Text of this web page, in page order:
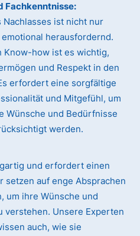
Fachkenntnisse:
ist nicht nur
herausfordernd.
Know-how ist es wichtig,
und Respekt in den
erfordert eine sorgfältige
und Mitgefühl, um
Wünsche und Bedürfnisse
werden.
und erfordert einen
setzen auf enge Absprachen
um ihre Wünsche und
verstehen. Unsere Experten
auch, wie sie